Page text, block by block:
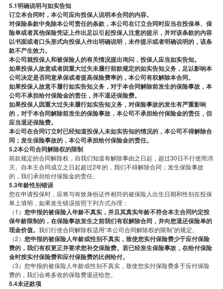
5.1明确说明与如实告知
订立本合同时，本公司应向投保人说明本合同的内容。
对保险条款中免除本公司责任的条款，本公司在订立合同时应当在投保单、保
险单或者其他保险凭证上作出足以引起投保人注意的提示，并对该条款的内容
以书面或者口头形式向投保人作出明确说明，未作提示或者明确说明的，该条
款不产生效力。
本公司就投保人和被保险人的有关情况提出询问，投保人应当如实告知。
如果投保人故意或者因重大过失未履行前款规定的如实告知义务，足以影响本
公司决定是否同意承保或者提高保险费率的，本公司有权解除本合同。
如果投保人故意不履行如实告知义务，对于本合同解除前发生的保险事故，本
公司不承担给付保险金的责任，并不退还保险费。
如果投保人因重大过失未履行如实告知义务，对保险事故的发生有严重影响
的，对于本合同解除前发生的保险事故，本公司不承担给付保险金的责任，但
应当退还保险费。
本公司在合同订立时已经知道投保人未如实告知的情况的，本公司不得解除合
同；发生保险事故的，本公司承担给付保险金的责任。
5.2本公司合同解除权的限制
前款规定的合同解除权，自我们知道有解除事由之日起，超过30日不行使而消
灭。自本主合同成立之日起超过2年的，我们不得解除合同；发生保险事故
的，我们承担给付保险金的责任。
5.3年龄性别错误
您在申请投保时，应将与有效身份证件相符的被保险人出生日期和性别在投保
单上填明，如果发生错误按照下列方式办理：
（1） 您申报的被保险人年龄不真实，并且其真实年龄不符合本主合同约定投
保年龄限制的，在保险事故发生之前我们有权解除合同，并向您退还保险单的
现金价值。 我们行使合同解除权适用“本公司合同解除权的限制”的规定。
（2） 您申报的被保险人年龄或性别不真实，致使您实付保险费少于应付保险
费的，我们有权更正并要求您补交保险费。若已经发生保险事故，在给付保险
金时按实付保险费和应付保险费的比例给付。
（3）您申报的被保险人年龄或性别不真实，致使您实付保险费多于应付保险
费的，我们会将多收的保险费退还给您。
5.4未还款项